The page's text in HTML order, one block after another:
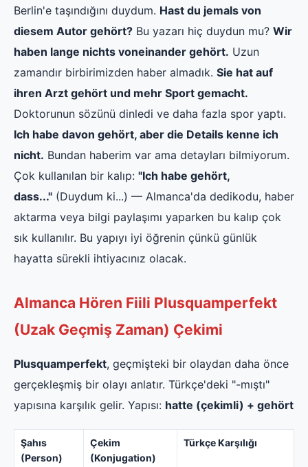
Berlin'e taşındığını duydum. Hast du jemals von
diesem Autor gehört? Bu yazarı hiç duydun mu? Wir
haben lange nichts voneinander gehört. Uzun
zamandır birbirimizden haber almadık. Sie hat auf
ihren Arzt gehört und mehr Sport gemacht.
Doktorunun sözünü dinledi ve daha fazla spor yaptı.
Ich habe davon gehört, aber die Details kenne ich
nicht. Bundan haberim var ama detayları bilmiyorum.
Çok kullanılan bir kalıp: "Ich habe gehört,
dass..." (Duydum ki...) — Almanca'da dedikodu, haber
aktarma veya bilgi paylaşımı yaparken bu kalıp çok
sık kullanılır. Bu yapıyı iyi öğrenin çünkü günlük
hayatta sürekli ihtiyacınız olacak.
Almanca Hören Fiili Plusquamperfekt
(Uzak Geçmiş Zaman) Çekimi
Plusquamperfekt, geçmişteki bir olaydan daha önce
gerçekleşmiş bir olayı anlatır. Türkçe'deki "-mıştı"
yapısına karşılık gelir. Yapısı: hatte (çekimli) + gehört
Şahıs
(Person)
Çekim
(Konjugation)
Türkçe Karşılığı